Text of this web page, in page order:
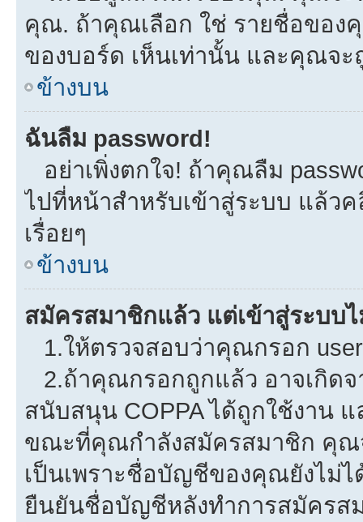
คุณ. ถ้าคุณเลือก ใช่ รายชื่อของ
ของบอร์ด เห็นเท่านั้น และคุณจ
ข้างบน
ฉันลืม password!
อย่าเพิ่งตกใจ! ถ้าคุณลืม
ไปที่หน้าสำหรับเข้าสู่ระบบ แล้ว
เรื่อยๆ
ข้างบน
สมัครสมาชิกแล้ว แต่เข้าสู่ระบบ
1.ให้ตรวจสอบว่าคุณกรอก
2.ถ้าคุณกรอกถูกแล้ว อาจเกิดจ
สนับสนุน COPPA ได้ถูกใช้งาน
ขณะที่คุณกำลังสมัครสมาชิก คุณ
เป็นเพราะชื่อบัญชีของคุณยังไม่
ยืนยันชื่อบัญชีหลังทำการสมัครส